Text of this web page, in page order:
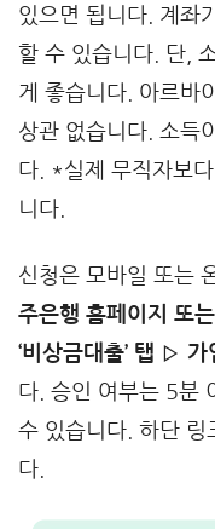
있으면 됩니다. 계좌
할 수 있습니다. 단,
게 좋습니다. 아르바
상관 없습니다. 소득
다. *실제 무직자보
니다.
신청은 모바일 또는
주은행 홈페이지 또
‘비상금대출’ 탭 ▷
다. 승인 여부는 5분
수 있습니다. 하단 링
다.